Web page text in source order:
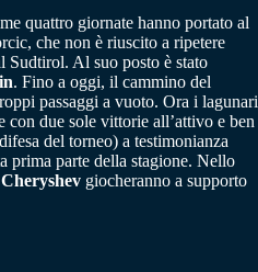
quattro giornate hanno portato al
che non è riuscito a ripetere
Sudtirol. Al suo posto è stato
. Fino a oggi, il cammino del
passaggi a vuoto. Ora i lagunari
due sole vittorie all’attivo e ben
del torneo) a testimonianza
prima parte della stagione. Nello
Cheryshev giocheranno a supporto